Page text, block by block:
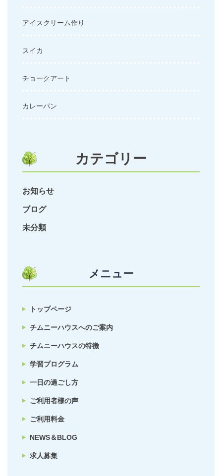
アイスクリーム作り
スイカ
チョークアート
カレーパン
カテゴリー
お知らせ
ブログ
未分類
メニュー
トップページ
チムニーハウスへのご案内
チムニーハウスの特徴
学習プログラム
一日の過ごし方
ご利用者様の声
ご利用料金
NEWS＆BLOG
求人募集